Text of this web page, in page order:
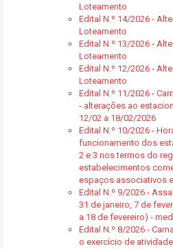
Loteamento
Edital N.º 14/2026 -
Loteamento
Edital N.º 13/2026 -
Loteamento
Edital N.º 12/2026 -
Loteamento
Edital N.º 11/2026 -
- alterações ao
12/02 a 18/02/2026
Edital N.º 10/2026 -
funcionamento dos
2 e 3 nos termos do
estabelecimentos
espaços associativos
Edital N.º 9/2026 -
31 de janeiro, 7 de
a 18 de fevereiro) -
Edital N.º 8/2026 -
o exercício de